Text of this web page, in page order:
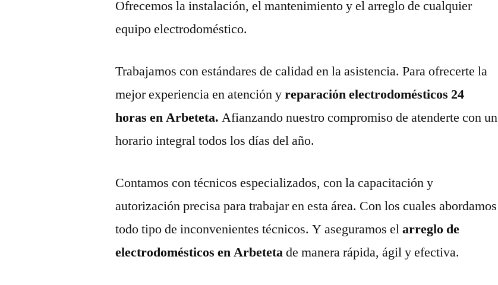
Ofrecemos la instalación, el mantenimiento y el arreglo de cualquier
equipo electrodoméstico.
Trabajamos con estándares de calidad en la asistencia. Para ofrecerte la
mejor experiencia en atención yreparación electrodomésticos 24
horas en Arbeteta.Afianzando nuestro compromiso de atenderte con un
horario integral todos los días del año.
Contamos con técnicos especializados, con la capacitación y
autorización precisa para trabajar en esta área. Con los cuales abordamos
todo tipo de inconvenientes técnicos. Y aseguramos elarreglo de
electrodomésticos en Arbetetade manera rápida, ágil y efectiva.